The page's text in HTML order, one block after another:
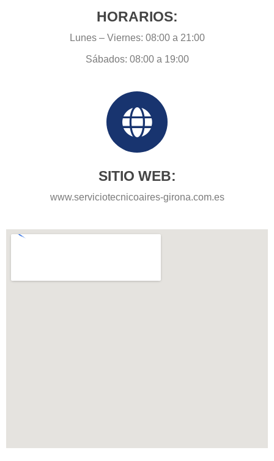
HORARIOS:
Lunes – Viernes: 08:00 a 21:00
Sábados: 08:00 a 19:00
SITIO WEB:
www.serviciotecnicoaires-girona.com.es